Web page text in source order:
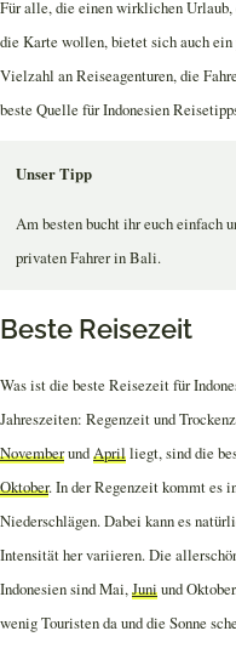
Für alle, die einen wirklichen
die Karte wollen, bietet sich auch
Vielzahl an Reiseagenturen, die
beste Quelle für Indonesien
Unser Tipp
Am besten bucht ihr euch einfach
privaten Fahrer in Bali.
Beste Reisezeit
Was ist die beste Reisezeit für
Jahreszeiten: Regenzeit und
NovemberundAprilliegt, sind die
Oktober. In der Regenzeit kommt es
Niederschlägen. Dabei kann es
Intensität her variieren. Die
Indonesien sind Mai,Juniund
wenig Touristen da und die Sonne